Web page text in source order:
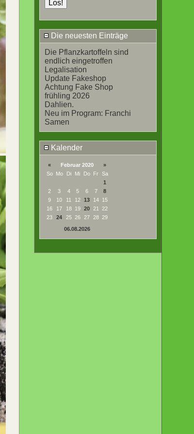
Die neuesten Einträge
Die Pflanzkartoffeln sind
endlich eingetroffen
Legalisation
Update Fakeshop
Achtung Fake Shop
frühling 2026
Dahlien.
Neu im Program: Franchi
Samen
Kalender
« Februar 2020
»
So Mo Di Mi Do Fr Sa
1
2
3 4 5 6 7
8
9
10 11 12 13 14 15
16
17 18 19 20 21
22
23
24 25 26 27 28 29
06.08.2026